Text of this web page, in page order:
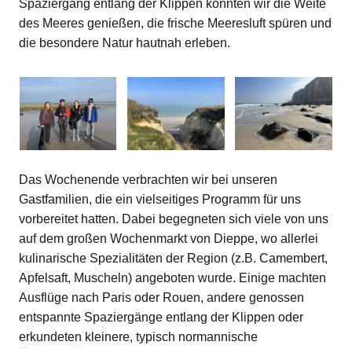
Spaziergang entlang der Klippen konnten wir die Weite
des Meeres genießen, die frische Meeresluft spüren und
die besondere Natur hautnah erleben.
Das Wochenende verbrachten wir bei unseren
Gastfamilien, die ein vielseitiges Programm für uns
vorbereitet hatten. Dabei begegneten sich viele von uns
auf dem großen Wochenmarkt von Dieppe, wo allerlei
kulinarische Spezialitäten der Region (z.B. Camembert,
Apfelsaft, Muscheln) angeboten wurde. Einige machten
Ausflüge nach Paris oder Rouen, andere genossen
entspannte Spaziergänge entlang der Klippen oder
erkundeten kleinere, typisch normannische